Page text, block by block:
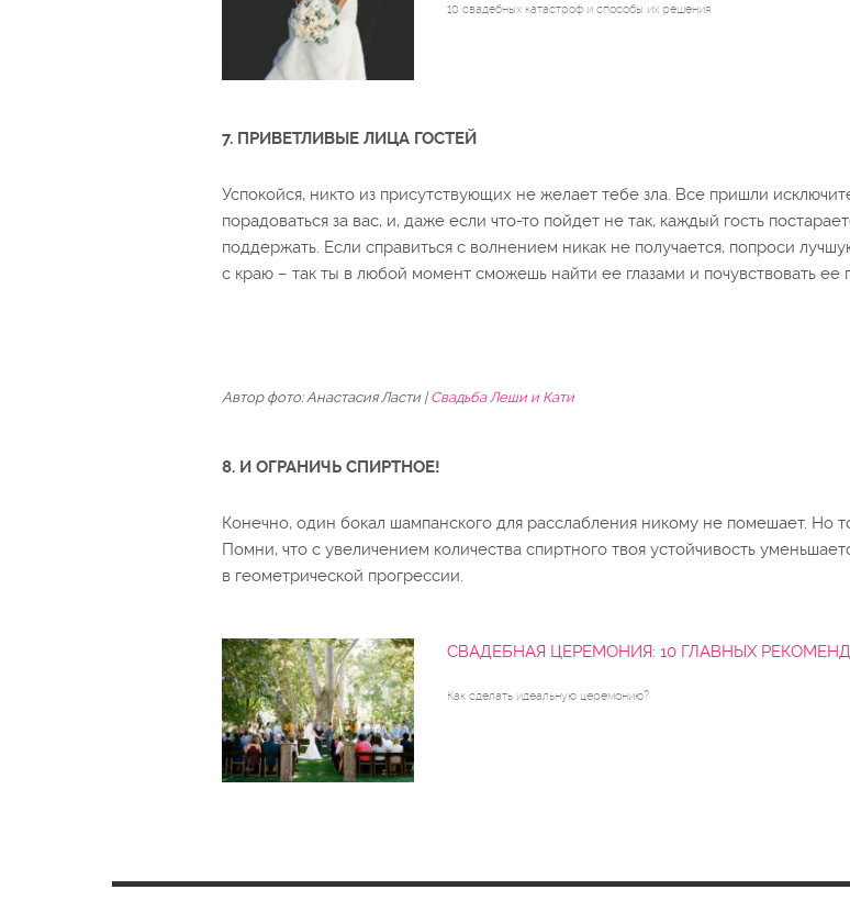
10 свадебных катастроф и способы их решения
7. ПРИВЕТЛИВЫЕ ЛИЦА ГОСТЕЙ
Успокойся, никто из присутствующих не желает тебе зла. Все пришли
порадоваться за вас, и, даже если что-то пойдет не так, каждый гость
поддержать. Если справиться с волнением никак не получается, попроси
с краю – так ты в любой момент сможешь найти ее глазами и почувствовать ее
Автор фото: Анастасия Ласти |Свадьба Леши и Кати
8. И ОГРАНИЧЬ СПИРТНОЕ!
Конечно, один бокал шампанского для расслабления никому не помешает. Но
Помни, что с увеличением количества спиртного твоя устойчивость
в геометрической прогрессии.
СВАДЕБНАЯ ЦЕРЕМОНИЯ: 10 ГЛАВНЫХ
Как сделать идеальную церемонию?